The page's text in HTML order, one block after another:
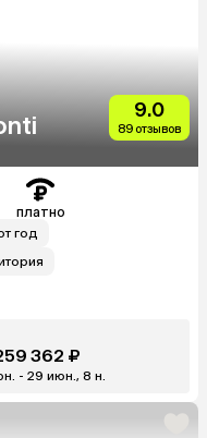
9.0
89 отзывов
платно
год
362 ₽
- 29 июн., 8 н.